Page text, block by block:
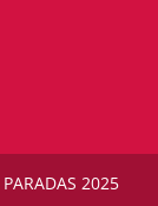
PARADAS 2025